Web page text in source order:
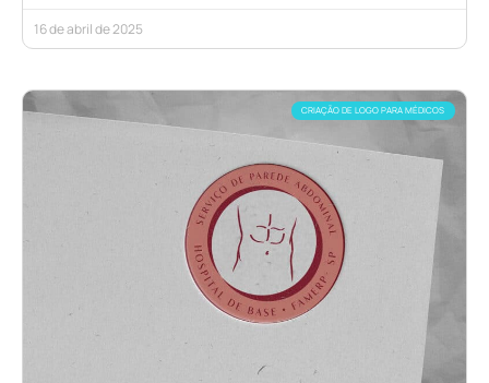
16 de abril de 2025
CRIAÇÃO DE LOGO PARA MÉDICOS